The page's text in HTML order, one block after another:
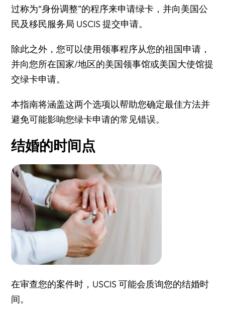
过称为“身份调整”的程序来申请绿卡，并向美国公
民及移民服务局 USCIS 提交申请。
除此之外，您可以使用领事程序从您的祖国申请，
并向您所在国家/地区的美国领事馆或美国大使馆提
交绿卡申请。
本指南将涵盖这两个选项以帮助您确定最佳方法并
避免可能影响您绿卡申请的常见错误。
结婚的时间点
在审查您的案件时，USCIS 可能会质询您的结婚时
间。